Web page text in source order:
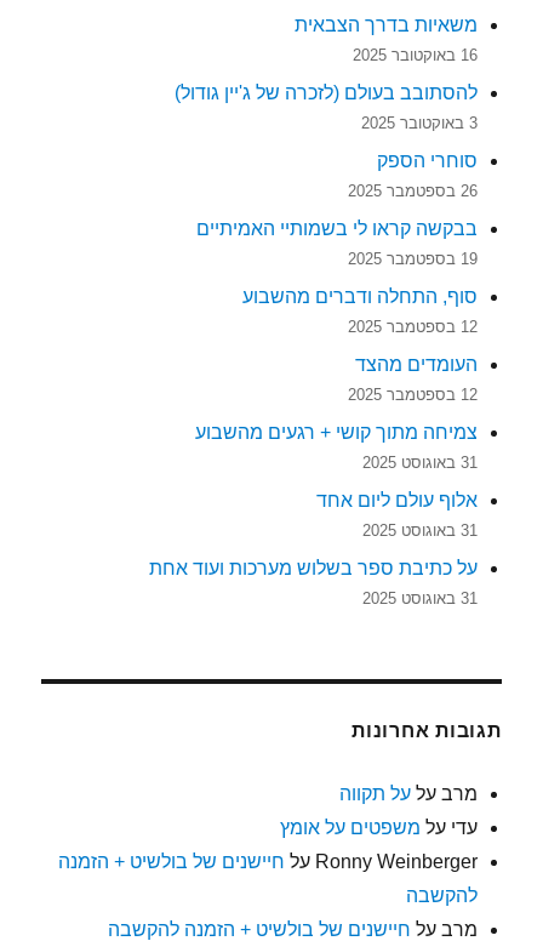
משאיות בדרך הצבאית
16 באוקטובר 2025
להסתובב בעולם (לזכרה של ג'יין גודול)
3 באוקטובר 2025
סוחרי הספק
26 בספטמבר 2025
בבקשה קראו לי בשמותיי האמיתיים
19 בספטמבר 2025
סוף, התחלה ודברים מהשבוע
12 בספטמבר 2025
העומדים מהצד
12 בספטמבר 2025
צמיחה מתוך קושי + רגעים מהשבוע
31 באוגוסט 2025
אלוף עולם ליום אחד
31 באוגוסט 2025
על כתיבת ספר בשלוש מערכות ועוד אחת
31 באוגוסט 2025
תגובות אחרונות
מרב עלעל תקווה
עדי על משפטים על אומץ
Ronny Weinberger על חיישנים של בולשיט + הזמנה
להקשבה
מרב על חיישנים של בולשיט + הזמנה להקשבה